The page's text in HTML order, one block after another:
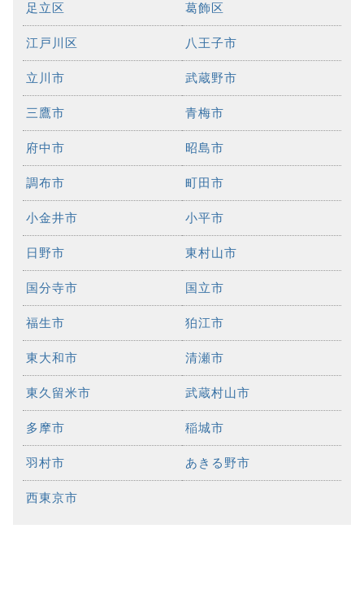
足立区 葛飾区
江戸川区 八王子市
立川市 武蔵野市
三鷹市 青梅市
府中市 昭島市
調布市 町田市
小金井市 小平市
日野市 東村山市
国分寺市 国立市
福生市 狛江市
東大和市 清瀬市
東久留米市 武蔵村山市
多摩市 稲城市
羽村市 あきる野市
西東京市